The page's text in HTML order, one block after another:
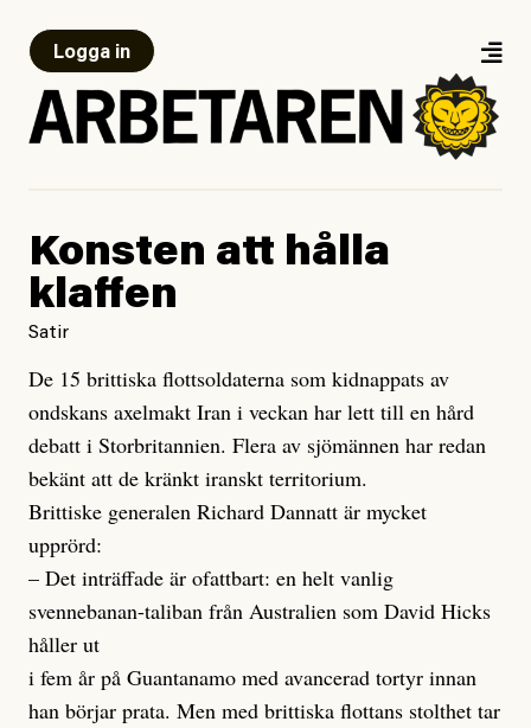
Logga in
Konsten att hålla
klaffen
Satir
De 15 brittiska flottsoldaterna som kidnappats av
ondskans axelmakt Iran i veckan har lett till en hård
debatt i Storbritannien. Flera av sjömännen har redan
bekänt att de kränkt iranskt territorium.
Brittiske generalen Richard Dannatt är mycket
upprörd:
– Det inträffade är ofattbart: en helt vanlig
svennebanan-taliban från Australien som David Hicks
håller ut
i fem år på Guantanamo med avancerad tortyr innan
han börjar prata. Men med brittiska flottans stolthet tar